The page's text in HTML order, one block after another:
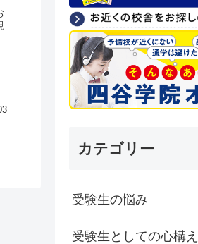
カテゴリー
受験生の悩み
受験生としての心構え